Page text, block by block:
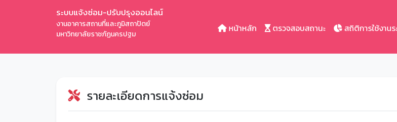
ระบบแจ้งซ่อม-ปรับปรุงออนไลน์
งานอาคารสถานที่และภูมิสถาปัตย์
มหาวิทยาลัยราชภัฏนครปฐม
หน้าหลัก ตรวจสอบสถานะ สถิติการใช้งาน
รายละเอียดการแจ้งซ่อม